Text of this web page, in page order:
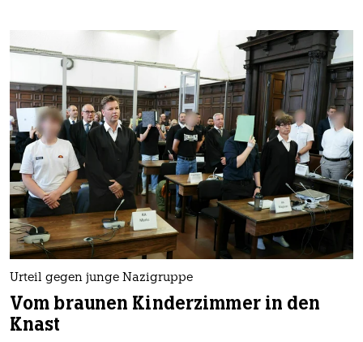
unterstützen
abo
genossenschaft
epaper login
Urteil gegen junge Nazigruppe
Vom braunen Kinderzimmer in den
Knast